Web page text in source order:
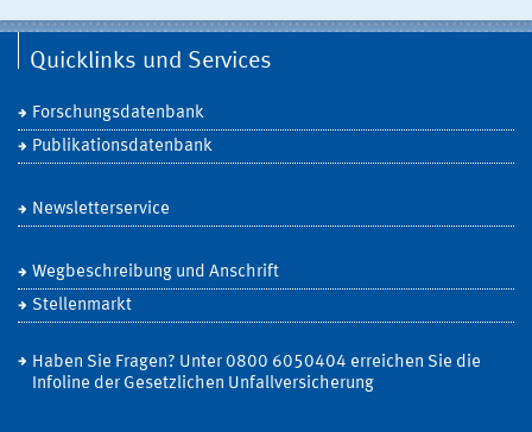
Quicklinks und Services
Forschungsdatenbank
Publikationsdatenbank
Newsletterservice
Wegbeschreibung und Anschrift
Stellenmarkt
Haben Sie Fragen? Unter 0800 6050404 erreichen Sie die
Infoline der Gesetzlichen Unfallversicherung